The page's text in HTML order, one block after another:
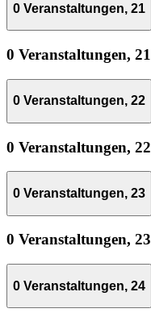
0 Veranstaltungen, 21
0 Veranstaltungen, 21
0 Veranstaltungen, 22
0 Veranstaltungen, 22
0 Veranstaltungen, 23
0 Veranstaltungen, 23
0 Veranstaltungen, 24